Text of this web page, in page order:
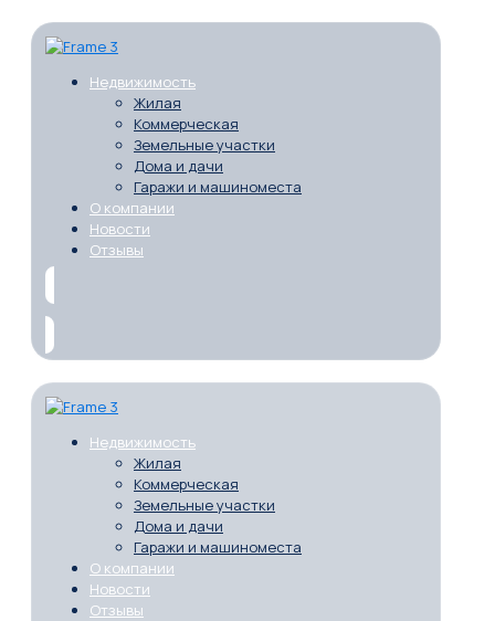
Недвижимость
Жилая
Коммерческая
Земельные участки
Дома и дачи
Гаражи и машиноместа
О компании
Новости
Отзывы
Недвижимость
Жилая
Коммерческая
Земельные участки
Дома и дачи
Гаражи и машиноместа
О компании
Новости
Отзывы